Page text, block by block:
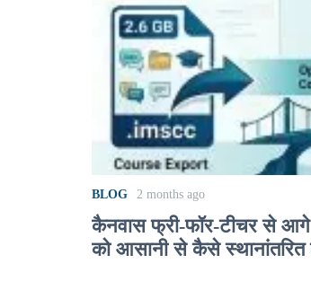
BLOG 2 months ago
कैनवास फ्री-फॉर-टीचर से
को आसानी से कैसे